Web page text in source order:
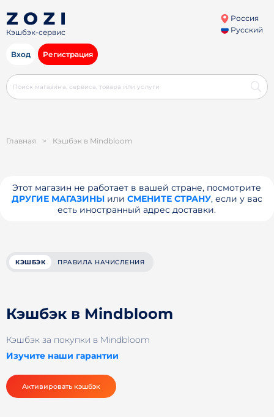
Кэшбэк-сервис
Россия
Русский
Вход Регистрация
Главная > Кэшбэк в Mindbloom
Этот магазин не работает в вашей стране, посмотрите
ДРУГИЕ МАГАЗИНЫили СМЕНИТЕ СТРАНУ, если у вас
есть иностранный адрес доставки.
КЭШБЭК ПРАВИЛА НАЧИСЛЕНИЯ
Кэшбэк в Mindbloom
Кэшбэк за покупки в Mindbloom
Изучите наши гарантии
Активировать кэшбэк